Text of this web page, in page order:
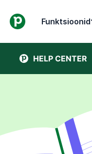
Funktsioonid
HELP CENTER